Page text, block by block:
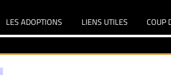
LES ADOPTIONS LIENS UTILES COUP